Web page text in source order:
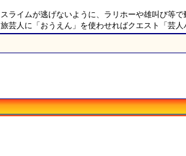
スライムが逃げないように、ラリホーや雄叫び等
旅芸人に「おうえん」を使わせればクエスト「芸